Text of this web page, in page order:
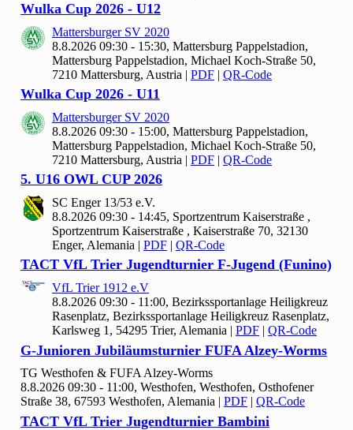
Wulka Cup 2026 - U12
Mattersburger SV 2020
8.8.2026 09:30 - 15:30, Mattersburg Pappelstadion,
Mattersburg Pappelstadion, Michael Koch-Straße 50,
7210 Mattersburg, Austria | PDF | QR-Code
Wulka Cup 2026 - U11
Mattersburger SV 2020
8.8.2026 09:30 - 15:00, Mattersburg Pappelstadion,
Mattersburg Pappelstadion, Michael Koch-Straße 50,
7210 Mattersburg, Austria | PDF | QR-Code
5. U16 OWL CUP 2026
SC Enger 13/53 e.V.
8.8.2026 09:30 - 14:45, Sportzentrum Kaiserstraße ,
Sportzentrum Kaiserstraße , Kaiserstraße 70, 32130
Enger, Alemania | PDF | QR-Code
TACT VfL Trier Jugendturnier F-Jugend (Funino)
VfL Trier 1912 e.V
8.8.2026 09:30 - 11:00, Bezirkssportanlage Heiligkreuz
Rasenplatz, Bezirkssportanlage Heiligkreuz Rasenplatz,
Karlsweg 1, 54295 Trier, Alemania | PDF | QR-Code
G-Junioren Jubiläumsturnier FUFA Alzey-Worms
TG Westhofen & FUFA Alzey-Worms
8.8.2026 09:30 - 11:00, Westhofen, Westhofen, Osthofener
Straße 38, 67593 Westhofen, Alemania | PDF | QR-Code
TACT VfL Trier Jugendturnier Bambini